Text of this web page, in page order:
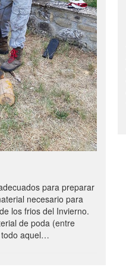
para preparar
necesario para
los frios del Invierno.
de poda (entre
todo aquel…